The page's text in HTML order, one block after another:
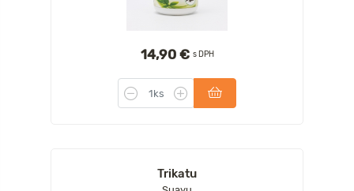
14,90 € s DPH
Trikatu